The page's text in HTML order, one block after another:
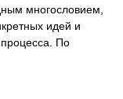
многословием,
идей и
По